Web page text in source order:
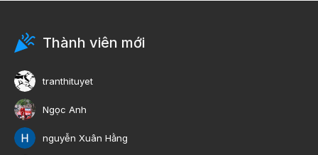
Thành viên mới
tranthituyet
Ngọc Anh
nguyễn Xuân Hằng